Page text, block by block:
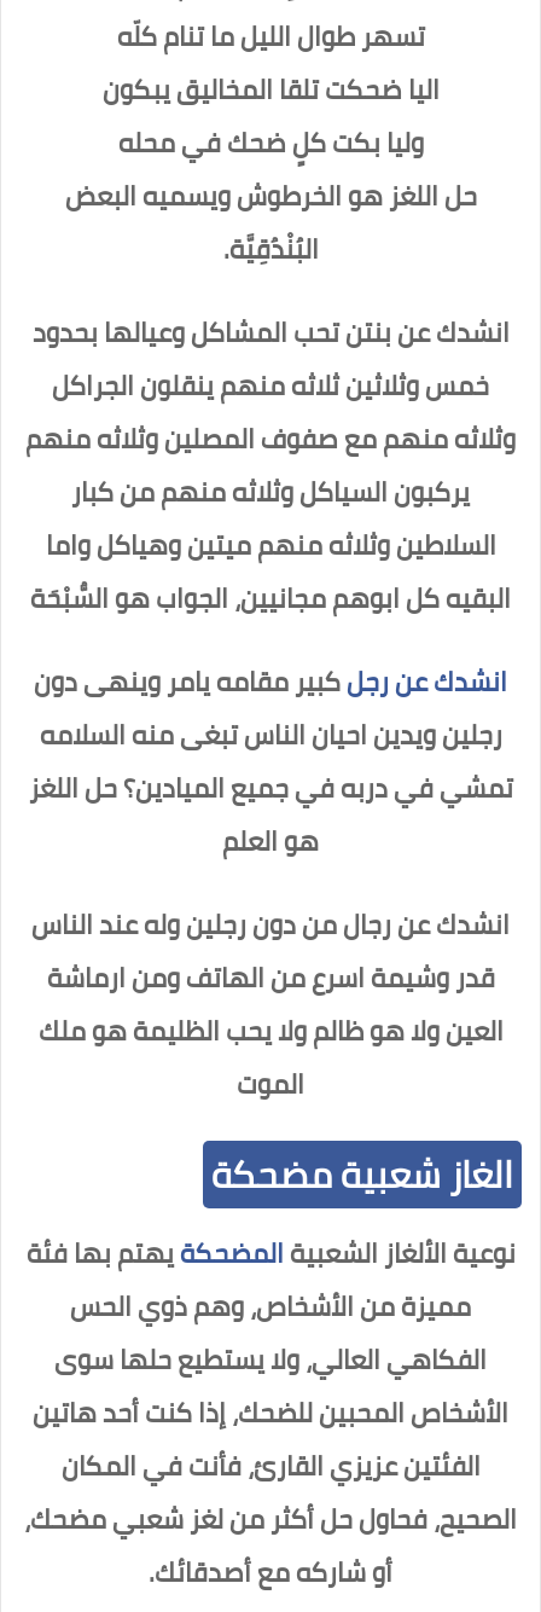
‏تسهر طوال الليل ما تنام كلّه
‏اليا ضحكت تلقا المخاليق يبكون
‏وليا بكت كلٍ ضحك في محله
حل اللغز هو الخرطوش ويسميه البعض
البُنْدُقِيَّة.
انشدك عن بنتن تحب المشاكل وعيالها بحدود
خمس وثلاثين ثلاثه منهم ينقلون الجراكل
وثلاثه منهم مع صفوف المصلين وثلاثه منهم
يركبون السياكل وثلاثه منهم من كبار
السلاطين وثلاثه منهم ميتين وهياكل واما
البقيه كل ابوهم مجانيين،الجواب هو السُّبْحَة
انشدك عن رجلكبير مقامه يامر وينهى دون
رجلين ويدين احيان الناس تبغى منه السلامه
تمشي في دربه في جميع الميادين؟ حل اللغز
هوالعلم
انشدك عن رجال من دون رجلين وله عند الناس
قدر وشيمة اسرع من الهاتف ومن ارماشة
العين ولا هو ظالم ولا يحب الظليمة هو ملك
الموت
الغاز شعبية مضحكة
نوعية الألغاز الشعبيةالمضحكةيهتم بها فئة
مميزة من الأشخاص، وهم ذوي الحس
الفكاهي العالي، ولا يستطيع حلها سوى
الأشخاص المحبين للضحك، إذا كنت أحد هاتين
الفئتين عزيزي القارئ، فأنت في المكان
الصحيح، فحاول حل أكثر من لغز شعبي مضحك،
أو شاركه مع أصدقائك.